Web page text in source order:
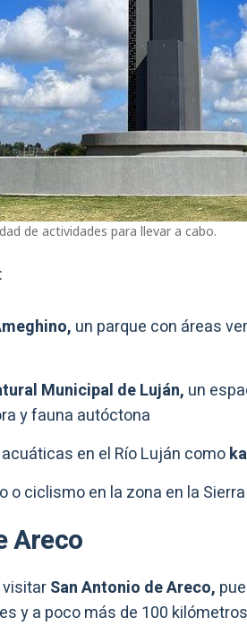
de actividades para llevar a cabo.
un parque con áreas
Municipal de Luján, un
y fauna autóctona
en el Río Luján como
o ciclismo en la zona en la
Areco
San Antonio de Areco,
y a poco más de 100